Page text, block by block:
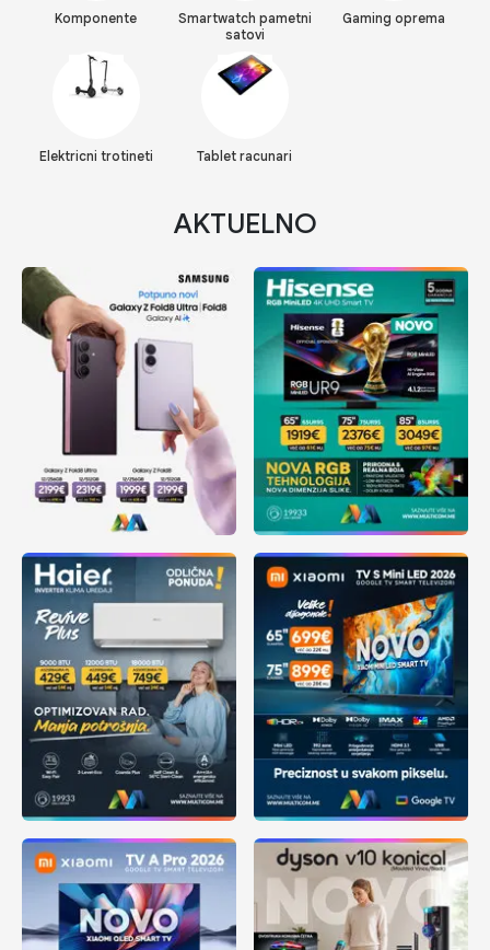
Komponente
Smartwatch pametni
satovi
Gaming oprema
Elektricni trotineti Tablet racunari
AKTUELNO